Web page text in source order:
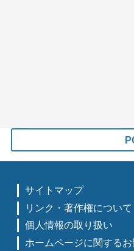
サイトマップ
リンク・著作権について
個人情報の取り扱い
ホームページに関する